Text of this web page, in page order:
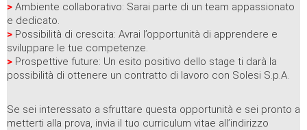
> Ambiente collaborativo: Sarai parte di un team appassionato
e dedicato.
> Possibilità di crescita: Avrai l’opportunità di apprendere e
sviluppare le tue competenze.
> Prospettive future: Un esito positivo dello stage ti darà la
possibilità di ottenere un contratto di lavoro con Solesi S.p.A.
Se sei interessato a sfruttare questa opportunità e sei pronto a
metterti alla prova, invia il tuo curriculum vitae all’indirizzo